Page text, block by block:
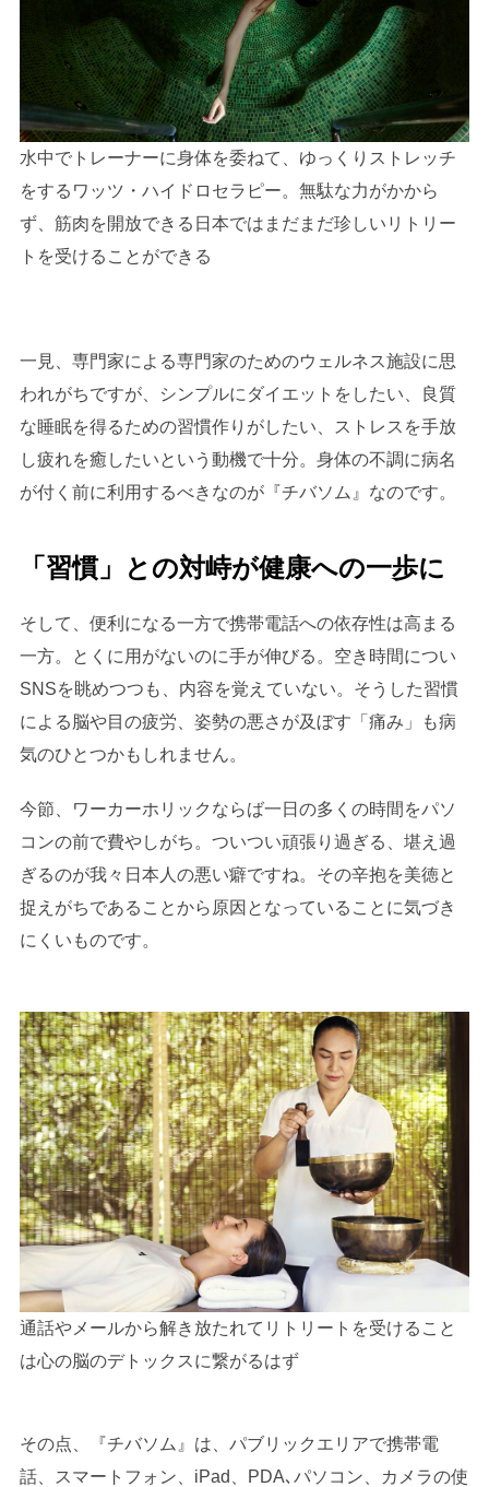
水中でトレーナーに身体を委ねて、ゆっくりストレッチ
をするワッツ・ハイドロセラピー。無駄な力がかから
ず、筋肉を開放できる日本ではまだまだ珍しいリトリー
トを受けることができる
一見、専門家による専門家のためのウェルネス施設に思
われがちですが、シンプルにダイエットをしたい、良質
な睡眠を得るための習慣作りがしたい、ストレスを手放
し疲れを癒したいという動機で十分。身体の不調に病名
が付く前に利用するべきなのが『チバソム』なのです。
「習慣」との対峙が健康への一歩に
そして、便利になる一方で携帯電話への依存性は高まる
一方。とくに用がないのに手が伸びる。空き時間につい
SNSを眺めつつも、内容を覚えていない。そうした習慣
による脳や目の疲労、姿勢の悪さが及ぼす「痛み」も病
気のひとつかもしれません。
今節、ワーカーホリックならば一日の多くの時間をパソ
コンの前で費やしがち。ついつい頑張り過ぎる、堪え過
ぎるのが我々日本人の悪い癖ですね。その辛抱を美徳と
捉えがちであることから原因となっていることに気づき
にくいものです。
通話やメールから解き放たれてリトリートを受けること
は心の脳のデトックスに繋がるはず
その点、『チバソム』は、パブリックエリアで携帯電
話、スマートフォン、iPad、PDA､パソコン、カメラの使